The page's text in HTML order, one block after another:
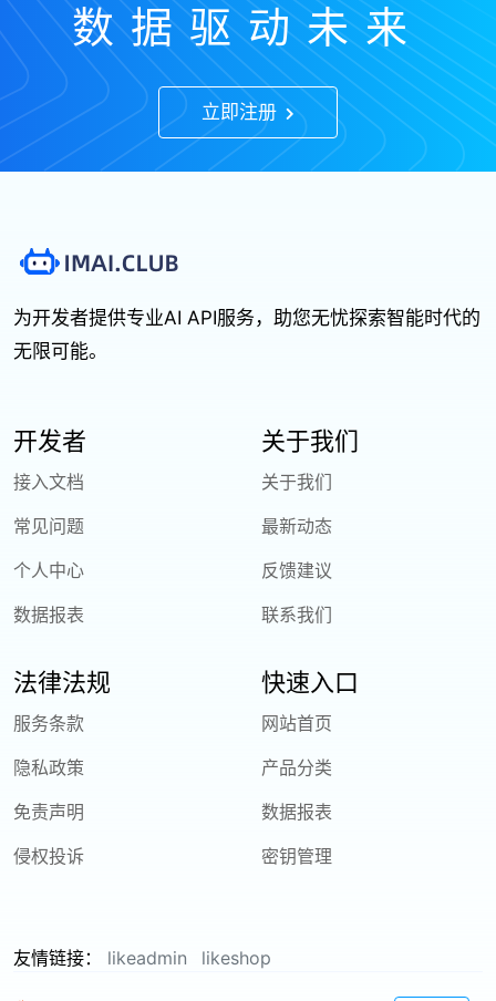
数据驱动未来
立即注册
为开发者提供专业AI API服务，助您无忧探索智能时代的
无限可能。
开发者
接入文档
常见问题
个人中心
数据报表
关于我们
关于我们
最新动态
反馈建议
联系我们
法律法规
服务条款
隐私政策
免责声明
侵权投诉
快速入口
网站首页
产品分类
数据报表
密钥管理
友情链接： likeadmin likeshop